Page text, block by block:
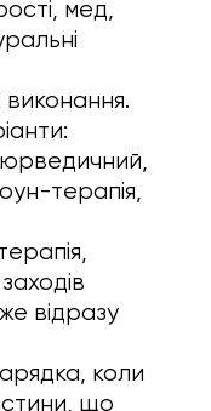
мед,
терапія,
відразу
коли
що